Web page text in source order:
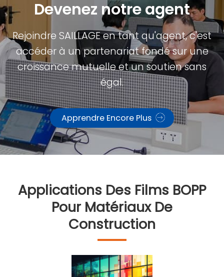
Devenez notre agent
Rejoindre SAILLAGE en tant qu'agent, c'est
accéder à un partenariat fondé sur une
croissance mutuelle et un soutien sans
égal.
Apprendre Encore Plus
Applications Des Films BOPP
Pour Matériaux De
Construction